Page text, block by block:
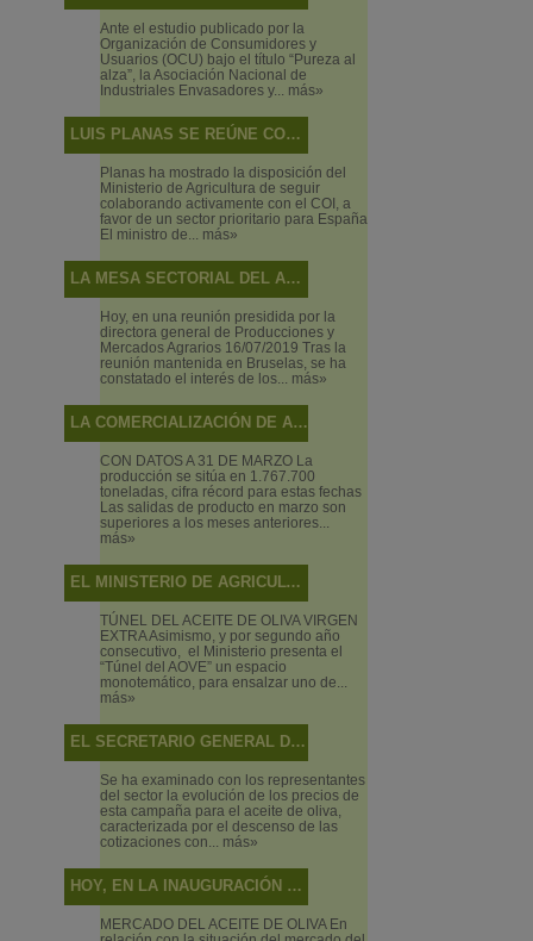
Ante el estudio publicado por la
Organización de Consumidores y
Usuarios (OCU) bajo el título “Pureza al
alza”, la Asociación Nacional de
Industriales Envasadores y... más»
LUIS PLANAS SE REÚNE CON EL DIRECTOR EJECUTIVO DEL CONSEJO OLEÍCOLA INTERNACIONAL
Planas ha mostrado la disposición del
Ministerio de Agricultura de seguir
colaborando activamente con el COI, a
favor de un sector prioritario para España
El ministro de... más»
LA MESA SECTORIAL DEL ACEITE DE OLIVA Y LA ACEITUNA DE MESA ANALIZA LA SITUACIÓN DEL SECTOR Y LAS ACTUACIONES DEL MINISTERIO EN RELACIÓN CON LOS MECANISMOS DE AUTORREGULACIÓN
Hoy, en una reunión presidida por la
directora general de Producciones y
Mercados Agrarios 16/07/2019 Tras la
reunión mantenida en Bruselas, se ha
constatado el interés de los... más»
LA COMERCIALIZACIÓN DE ACEITE DE OLIVA ALCANZA NIVELES MÁXIMOS EN EL ECUADOR DE LA CAMPAÑA
CON DATOS A 31 DE MARZO La
producción se sitúa en 1.767.700
toneladas, cifra récord para estas fechas
Las salidas de producto en marzo son
superiores a los meses anteriores...
más»
EL MINISTERIO DE AGRICULTURA, PESCA Y ALIMENTACIÓN PROMOCIONA BAJO EL CONCEPTO “ALIMENTOS DE ESPAÑA” LOS VINOS, ACEITES Y PRODUCTOS PESQUEROS EN EL SALÓN DE GOURMETS 2019
TÚNEL DEL ACEITE DE OLIVA VIRGEN
EXTRA Asimismo, y por segundo año
consecutivo, el Ministerio presenta el
“Túnel del AOVE” un espacio
monotemático, para ensalzar uno de...
más»
EL SECRETARIO GENERAL DE AGRICULTURA Y ALIMENTACIÓN PRESIDE LA MESA SECTORIAL DE ACEITE DE OLIVA Y ACEITUNA DE MESA
Se ha examinado con los representantes
del sector la evolución de los precios de
esta campaña para el aceite de oliva,
caracterizada por el descenso de las
cotizaciones con... más»
HOY, EN LA INAUGURACIÓN DEL PRIMER FORO DE PRIMAVERA DE CAMBIO CLIMÁTICO Y TRANSICIÓN ENERGÉTICA, EN PUENTE GENIL (CÓRDOBA)
MERCADO DEL ACEITE DE OLIVA En